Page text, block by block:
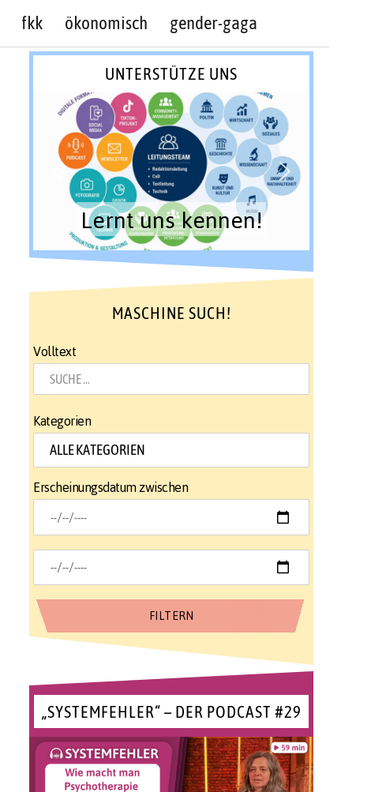
fkk ökonomisch gender-gaga
UNTERSTÜTZE UNS
Lernt uns kennen!
MASCHINE SUCH!
Volltext
Kategorien
Erscheinungsdatum zwischen
„SYSTEMFEHLER“ – DER PODCAST #29